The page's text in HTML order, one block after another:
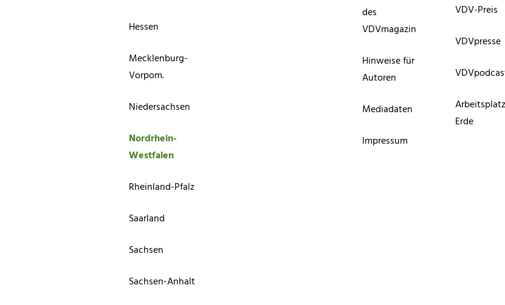
Hessen
Mecklenburg-
Vorpom.
Niedersachsen
Nordrhein-
Westfalen
Rheinland-Pfalz
Saarland
Sachsen
Sachsen-Anhalt
des
VDVmagazin
Hinweise für
Autoren
Mediadaten
Impressum
VDV-Preis
VDVpresse
Erde